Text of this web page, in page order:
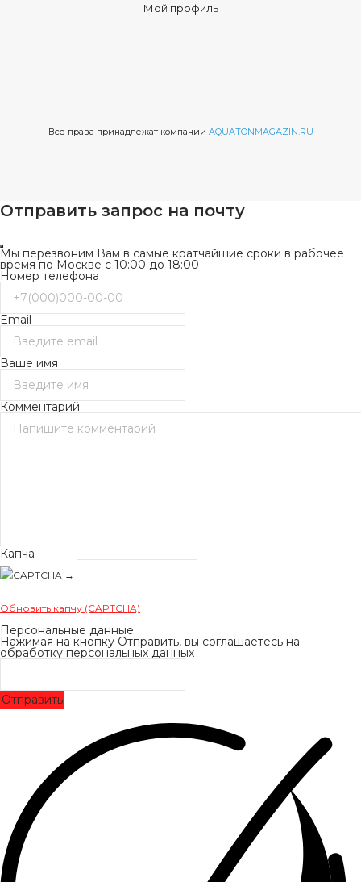
Мой профиль
Все права принадлежат компании AQUATONMAGAZIN.RU
Отправить запрос на почту
Мы перезвоним Вам в самые кратчайшие сроки в рабочее
время по Москве с 10:00 до 18:00
Номер телефона
Email
Ваше имя
Комментарий
Капча
→
Обновить капчу (CAPTCHA)
Персональные данные
Нажимая на кнопку Отправить, вы соглашаетесь на
обработку персональных данных
Отправить